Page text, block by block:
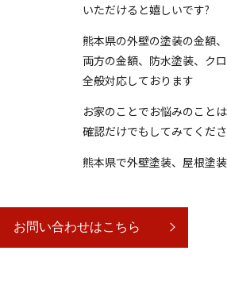
いただけると嬉しいです?
熊本県の外壁の塗装の金額
両方の金額、防水塗装、ク
全般対応しております
お家のことでお悩みのこと
確認だけでもしてみてくだ
熊本県で外壁塗装、屋根塗
お問い合わせはこちら